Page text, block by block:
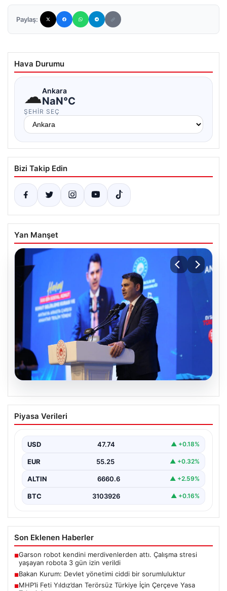
Paylaş:
Hava Durumu
☁Ankara
NaN°C
ŞEHIR SEÇ
Bizi Takip Edin
Yan Manşet
Bakan Kurum: Devlet yönetimi ciddi bir
sorumluluktur
Kurum, Hatay'da düzenlenen sosyal konut projesi ve…
Piyasa Verileri
USD 47.74 ▲ +0.18%
EUR 55.25 ▲ +0.32%
ALTIN 6660.6 ▲ +2.59%
BTC 3103926 ▲ +0.16%
Son Eklenen Haberler
■Garson robot kendini merdivenlerden attı. Çalışma stresi
yaşayan robota 3 gün izin verildi
■Bakan Kurum: Devlet yönetimi ciddi bir sorumluluktur
■MHP’li Feti Yıldız’dan Terörsüz Türkiye İçin Çerçeve Yasa